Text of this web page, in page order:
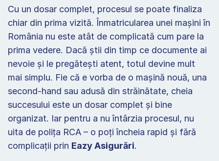
Cu un dosar complet, procesul se poate finaliza
chiar din prima vizită. Înmatricularea unei mașini în
România nu este atât de complicată cum pare la
prima vedere. Dacă știi din timp ce documente ai
nevoie și le pregătești atent, totul devine mult
mai simplu. Fie că e vorba de o mașină nouă, una
second-hand sau adusă din străinătate, cheia
succesului este un dosar complet și bine
organizat. Iar pentru a nu întârzia procesul, nu
uita de polița RCA – o poți încheia rapid și fără
complicații prin Eazy Asigurări.